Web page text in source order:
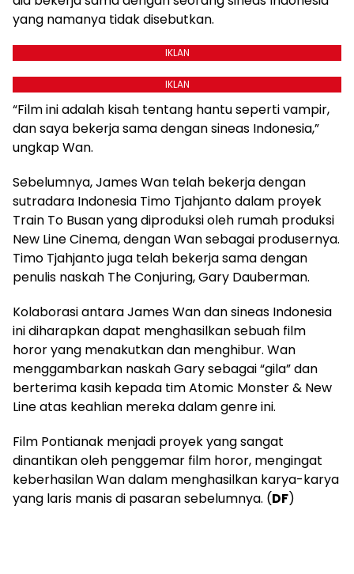
yang namanya tidak disebutkan.
IKLAN
IKLAN
“Film ini adalah kisah tentang hantu seperti vampir,
dan saya bekerja sama dengan sineas Indonesia,”
ungkap Wan.
Sebelumnya, James Wan telah bekerja dengan
sutradara Indonesia Timo Tjahjanto dalam proyek
Train To Busan yang diproduksi oleh rumah produksi
New Line Cinema, dengan Wan sebagai produsernya.
Timo Tjahjanto juga telah bekerja sama dengan
penulis naskah The Conjuring, Gary Dauberman.
Kolaborasi antara James Wan dan sineas Indonesia
ini diharapkan dapat menghasilkan sebuah film
horor yang menakutkan dan menghibur. Wan
menggambarkan naskah Gary sebagai “gila” dan
berterima kasih kepada tim Atomic Monster & New
Line atas keahlian mereka dalam genre ini.
Film Pontianak menjadi proyek yang sangat
dinantikan oleh penggemar film horor, mengingat
keberhasilan Wan dalam menghasilkan karya-karya
yang laris manis di pasaran sebelumnya. (DF)